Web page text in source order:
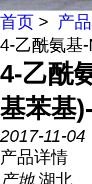
首页 > 产
4-乙酰氨基
4-乙酰
基苯基
2017-11-04
产品详情
产地 湖北